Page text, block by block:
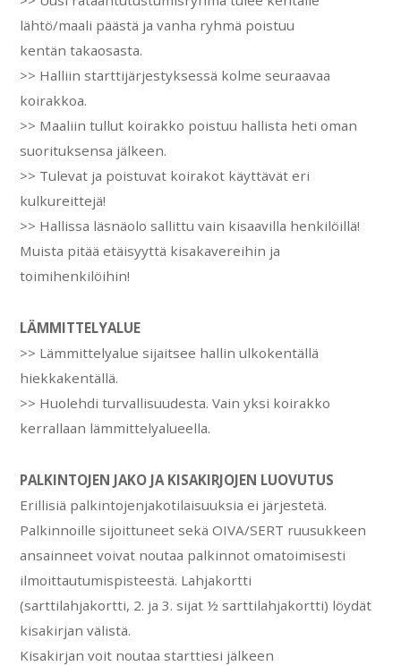
lähtö/maali päästä ja vanha ryhmä poistuu
kentän takaosasta.
>> Halliin starttijärjestyksessä kolme seuraavaa
koirakkoa.
>> Maaliin tullut koirakko poistuu hallista heti oman
suorituksensa jälkeen.
>> Tulevat ja poistuvat koirakot käyttävät eri
kulkureittejä!
>> Hallissa läsnäolo sallittu vain kisaavilla henkilöillä!
Muista pitää etäisyyttä kisakavereihin ja
toimihenkilöihin!
LÄMMITTELYALUE
>> Lämmittelyalue sijaitsee hallin ulkokentällä
hiekkakentällä.
>> Huolehdi turvallisuudesta. Vain yksi koirakko
kerrallaan lämmittelyalueella.
PALKINTOJEN JAKO JA KISAKIRJOJEN LUOVUTUS
Erillisiä palkintojenjakotilaisuuksia ei järjestetä.
Palkinnoille sijoittuneet sekä OIVA/SERT ruusukkeen
ansainneet voivat noutaa palkinnot omatoimisesti
ilmoittautumispisteestä. Lahjakortti
(sarttilahjakortti, 2. ja 3. sijat ½ sarttilahjakortti) löydät
kisakirjan välistä.
Kisakirjan voit noutaa starttiesi jälkeen